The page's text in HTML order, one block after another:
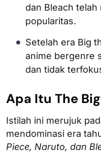
dan Bleach
popularitas.
Setelah era Big
anime bergenre
dan tidak
Apa Itu The
Istilah ini merujuk
mendominasi era
Piece, Naruto, dan